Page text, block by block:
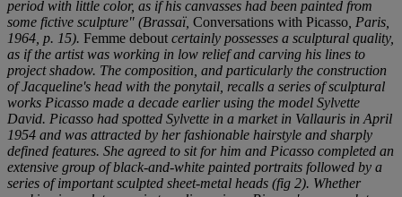
period with little color, as if his canvasses had been painted from
some fictive sculpture" (Brassaï, Conversations with Picasso , Paris,
1964, p. 15). Femme debout certainly possesses a sculptural quality,
as if the artist was working in low relief and carving his lines to
project shadow. The composition, and particularly the construction
of Jacqueline's head with the ponytail, recalls a series of sculptural
works Picasso made a decade earlier using the model Sylvette
David. Picasso had spotted Sylvette in a market in Vallauris in April
1954 and was attracted by her fashionable hairstyle and sharply
defined features. She agreed to sit for him and Picasso completed an
extensive group of black-and-white painted portraits followed by a
series of important sculpted sheet-metal heads (fig 2). Whether